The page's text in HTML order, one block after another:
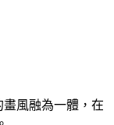
風融為一體，在